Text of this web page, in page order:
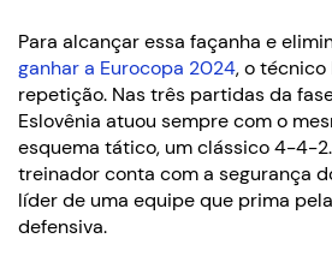
Para alcançar essa façanha e
ganhar a Eurocopa 2024, o técnico
repetição. Nas três partidas da
Eslovênia atuou sempre com o
esquema tático, um clássico 4-4-
treinador conta com a segurança
líder de uma equipe que prima
defensiva.